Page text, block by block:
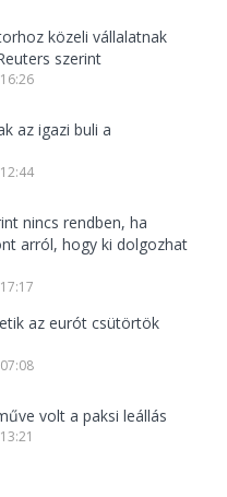
közeli vállalatnak
szerint
az igazi buli a
nincs rendben, ha
arról, hogy ki dolgozhat
az eurót csütörtök
volt a paksi leállás